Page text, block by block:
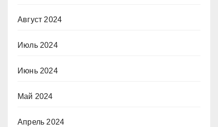
Август 2024
Июль 2024
Июнь 2024
Май 2024
Апрель 2024